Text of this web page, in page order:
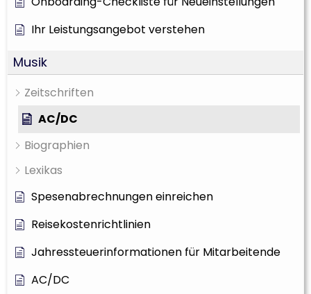
Ihr Leistungsangebot verstehen
Musik
Zeitschriften
AC/DC
Biographien
Lexikas
Spesenabrechnungen einreichen
Reisekostenrichtlinien
Jahressteuerinformationen für Mitarbeitende
AC/DC